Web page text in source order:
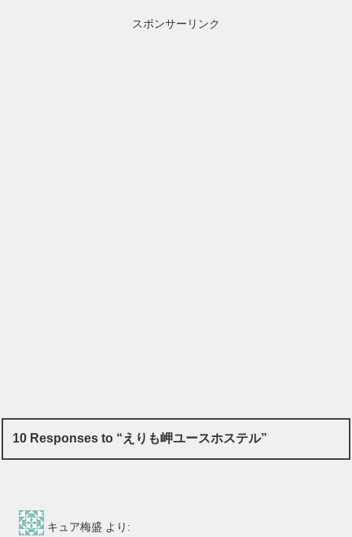
スポンサーリンク
10 Responses to “えりも岬ユースホステル”
キュア梅盛 より: